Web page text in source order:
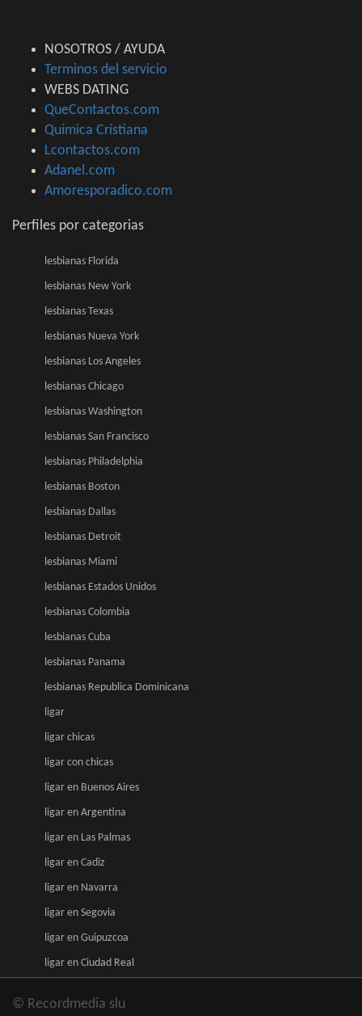
NOSOTROS / AYUDA
Terminos del servicio
WEBS DATING
QueContactos.com
Quimica Cristiana
Lcontactos.com
Adanel.com
Amoresporadico.com
Perfiles por categorias
lesbianas Florida
lesbianas New York
lesbianas Texas
lesbianas Nueva York
lesbianas Los Angeles
lesbianas Chicago
lesbianas Washington
lesbianas San Francisco
lesbianas Philadelphia
lesbianas Boston
lesbianas Dallas
lesbianas Detroit
lesbianas Miami
lesbianas Estados Unidos
lesbianas Colombia
lesbianas Cuba
lesbianas Panama
lesbianas Republica Dominicana
ligar
ligar chicas
ligar con chicas
ligar en Buenos Aires
ligar en Argentina
ligar en Las Palmas
ligar en Cadiz
ligar en Navarra
ligar en Segovia
ligar en Guipuzcoa
ligar en Ciudad Real
© Recordmedia slu